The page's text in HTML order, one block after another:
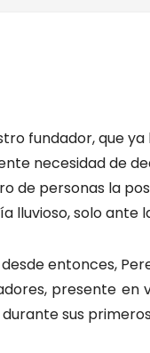
fundador, que
necesidad de
de personas la
lluvioso, solo ante
entonces,
presente en
sus